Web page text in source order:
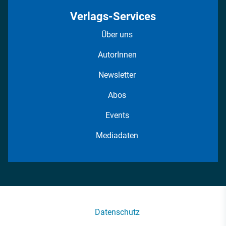
Verlags-Services
Über uns
AutorInnen
Newsletter
Abos
Events
Mediadaten
Datenschutz